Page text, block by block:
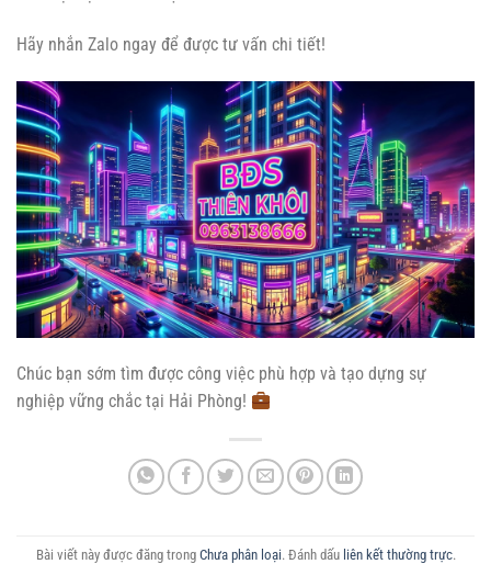
Hãy nhắn Zalo ngay để được tư vấn chi tiết!
Chúc bạn sớm tìm được công việc phù hợp và tạo dựng sự
nghiệp vững chắc tại Hải Phòng!
Bài viết này được đăng trong Chưa phân loại. Đánh dấu liên kết thường trực.